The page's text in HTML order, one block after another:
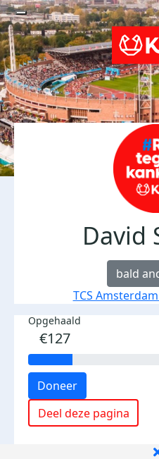
David
bald
TCS
Opgehaald
€127
Doneer
Deel deze pagina